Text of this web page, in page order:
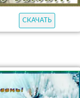
СКАЧАТЬ